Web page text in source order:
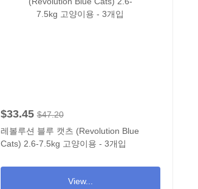
$33.45 $47.20
레볼루션 블루 캣츠 (Revolution Blue
Cats) 2.6-7.5kg 고양이용 - 3개입
View...